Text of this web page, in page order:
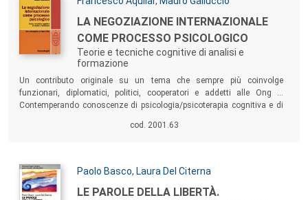
Titolo:
LA NEGOZIAZIONE INTERNAZIONALE
COME PROCESSO PSICOLOGICO
Teorie e tecniche cognitive di analisi e
formazione
Un contributo originale su un tema che sempre più coinvolge
funzionari, diplomatici, politici, cooperatori e addetti alle Ong …
Contemperando conoscenze di psicologia/psicoterapia cognitiva e di
per spiegare funzioni, disfunzioni e miglioramenti possibili dei
cod. 2001.63
Autori:
Paolo Basco, Laura Del Citerna
Titolo:
LE PAROLE DELLA LIBERTÀ.